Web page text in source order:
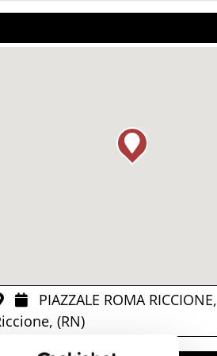
PIAZZALE ROMA RICCIONE,
(RN)